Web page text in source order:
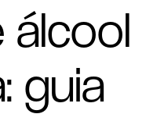
álcool
guia